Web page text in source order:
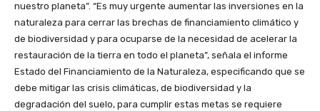
nuestro planeta”. “Es muy urgente aumentar las inversiones en la
naturaleza para cerrar las brechas de financiamiento climático y
de biodiversidad y para ocuparse de la necesidad de acelerar la
restauración de la tierra en todo el planeta”, señala el informe
Estado del Financiamiento de la Naturaleza, especificando que se
debe mitigar las crisis climáticas, de biodiversidad y la
degradación del suelo, para cumplir estas metas se requiere